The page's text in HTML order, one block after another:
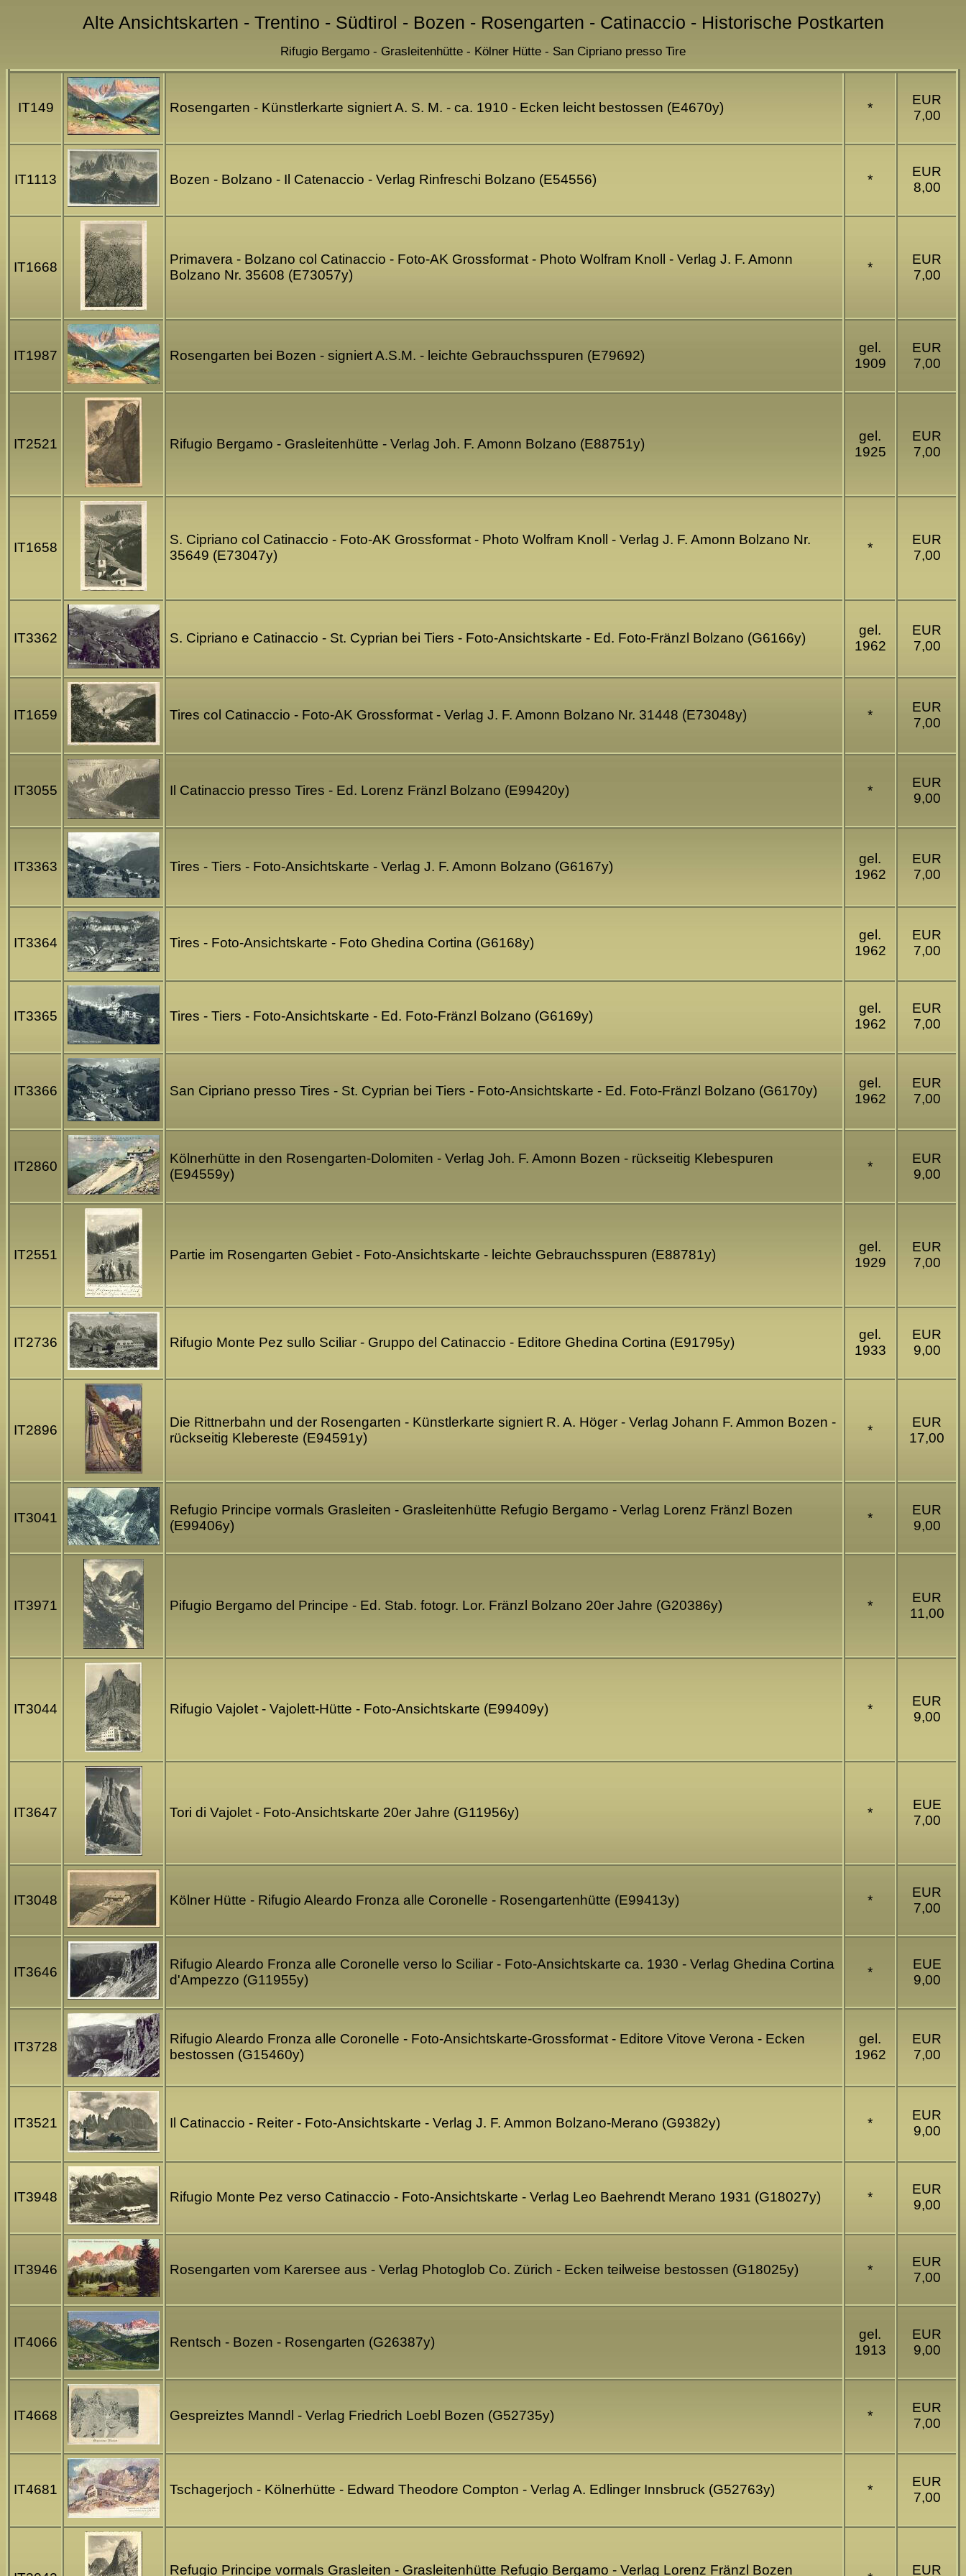
Alte Ansichtskarten - Trentino - Südtirol - Bozen - Rosengarten - Catinaccio - Historische Postkarten
Rifugio Bergamo - Grasleitenhütte - Kölner Hütte - San Cipriano presso Tire
IT149 Rosengarten - Künstlerkarte signiert A. S. M. - ca. 1910 - Ecken leicht bestossen (E4670y) *
EUR
7,00
IT1113 Bozen - Bolzano - Il Catenaccio - Verlag Rinfreschi Bolzano (E54556) *
EUR
8,00
IT1668
Primavera - Bolzano col Catinaccio - Foto-AK Grossformat - Photo Wolfram Knoll - Verlag J. F. Amonn
Bolzano Nr. 35608 (E73057y)
*
EUR
7,00
IT1987 Rosengarten bei Bozen - signiert A.S.M. - leichte Gebrauchsspuren (E79692)
gel.
1909
EUR
7,00
IT2521 Rifugio Bergamo - Grasleitenhütte - Verlag Joh. F. Amonn Bolzano (E88751y)
gel.
1925
EUR
7,00
IT1658
S. Cipriano col Catinaccio - Foto-AK Grossformat - Photo Wolfram Knoll - Verlag J. F. Amonn Bolzano Nr.
35649 (E73047y)
*
EUR
7,00
IT3362 S. Cipriano e Catinaccio - St. Cyprian bei Tiers - Foto-Ansichtskarte - Ed. Foto-Fränzl Bolzano (G6166y)
gel.
1962
EUR
7,00
IT1659 Tires col Catinaccio - Foto-AK Grossformat - Verlag J. F. Amonn Bolzano Nr. 31448 (E73048y) *
EUR
7,00
IT3055 Il Catinaccio presso Tires - Ed. Lorenz Fränzl Bolzano (E99420y) *
EUR
9,00
IT3363 Tires - Tiers - Foto-Ansichtskarte - Verlag J. F. Amonn Bolzano (G6167y)
gel.
1962
EUR
7,00
IT3364 Tires - Foto-Ansichtskarte - Foto Ghedina Cortina (G6168y)
gel.
1962
EUR
7,00
IT3365 Tires - Tiers - Foto-Ansichtskarte - Ed. Foto-Fränzl Bolzano (G6169y)
gel.
1962
EUR
7,00
IT3366 San Cipriano presso Tires - St. Cyprian bei Tiers - Foto-Ansichtskarte - Ed. Foto-Fränzl Bolzano (G6170y)
gel.
1962
EUR
7,00
IT2860
Kölnerhütte in den Rosengarten-Dolomiten - Verlag Joh. F. Amonn Bozen - rückseitig Klebespuren
(E94559y)
*
EUR
9,00
IT2551 Partie im Rosengarten Gebiet - Foto-Ansichtskarte - leichte Gebrauchsspuren (E88781y)
gel.
1929
EUR
7,00
IT2736 Rifugio Monte Pez sullo Sciliar - Gruppo del Catinaccio - Editore Ghedina Cortina (E91795y)
gel.
1933
EUR
9,00
IT2896
Die Rittnerbahn und der Rosengarten - Künstlerkarte signiert R. A. Höger - Verlag Johann F. Ammon Bozen -
rückseitig Klebereste (E94591y)
*
EUR
17,00
IT3041
Refugio Principe vormals Grasleiten - Grasleitenhütte Refugio Bergamo - Verlag Lorenz Fränzl Bozen
(E99406y)
*
EUR
9,00
IT3971 Pifugio Bergamo del Principe - Ed. Stab. fotogr. Lor. Fränzl Bolzano 20er Jahre (G20386y) *
EUR
11,00
IT3044 Rifugio Vajolet - Vajolett-Hütte - Foto-Ansichtskarte (E99409y) *
EUR
9,00
IT3647 Tori di Vajolet - Foto-Ansichtskarte 20er Jahre (G11956y) *
EUE
7,00
IT3048 Kölner Hütte - Rifugio Aleardo Fronza alle Coronelle - Rosengartenhütte (E99413y) *
EUR
7,00
IT3646
Rifugio Aleardo Fronza alle Coronelle verso lo Sciliar - Foto-Ansichtskarte ca. 1930 - Verlag Ghedina Cortina
d'Ampezzo (G11955y)
*
EUE
9,00
IT3728
Rifugio Aleardo Fronza alle Coronelle - Foto-Ansichtskarte-Grossformat - Editore Vitove Verona - Ecken
bestossen (G15460y)
gel.
1962
EUR
7,00
IT3521 Il Catinaccio - Reiter - Foto-Ansichtskarte - Verlag J. F. Ammon Bolzano-Merano (G9382y) *
EUR
9,00
IT3948 Rifugio Monte Pez verso Catinaccio - Foto-Ansichtskarte - Verlag Leo Baehrendt Merano 1931 (G18027y) *
EUR
9,00
IT3946 Rosengarten vom Karersee aus - Verlag Photoglob Co. Zürich - Ecken teilweise bestossen (G18025y) *
EUR
7,00
IT4066 Rentsch - Bozen - Rosengarten (G26387y)
gel.
1913
EUR
9,00
IT4668 Gespreiztes Manndl - Verlag Friedrich Loebl Bozen (G52735y) *
EUR
7,00
IT4681 Tschagerjoch - Kölnerhütte - Edward Theodore Compton - Verlag A. Edlinger Innsbruck (G52763y) *
EUR
7,00
Refugio Principe vormals Grasleiten - Grasleitenhütte Refugio Bergamo - Verlag Lorenz Fränzl Bozen EUR